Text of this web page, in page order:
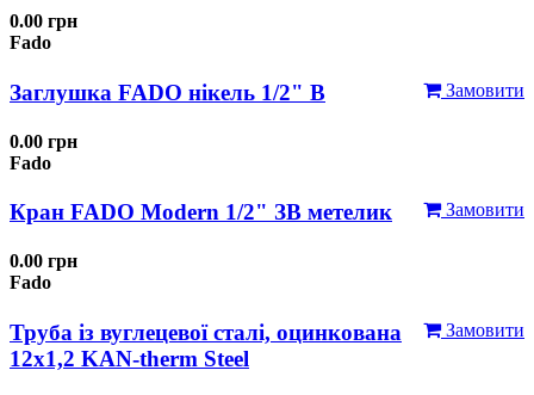
0.00 грн
Fado
Замовити
Заглушка FADO нікель 1/2" В
0.00 грн
Fado
Замовити
Кран FADO Modern 1/2" ЗВ метелик
0.00 грн
Fado
Замовити
Труба із вуглецевої сталі, оцинкована
12x1,2 KAN-therm Steel